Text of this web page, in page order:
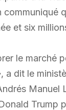
et six
le marché
a dit le
Trump